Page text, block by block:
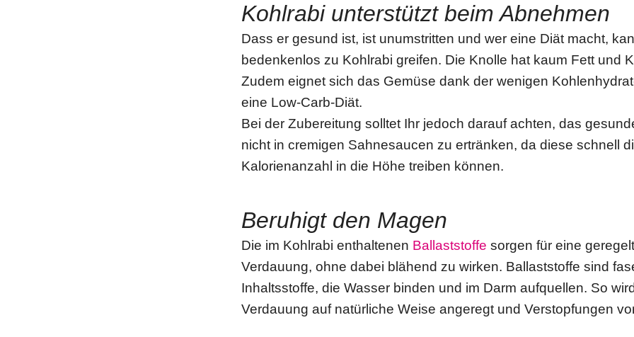
Kohlrabi unterstützt beim Abnehmen
Dass er gesund ist, ist unumstritten und wer eine Diät macht,
bedenkenlos zu Kohlrabi greifen. Die Knolle hat kaum Fett und
Zudem eignet sich das Gemüse dank der wenigen
eine Low-Carb-Diät.
Bei der Zubereitung solltet Ihr jedoch darauf achten, das
nicht in cremigen Sahnesaucen zu ertränken, da diese schnell
Kalorienanzahl in die Höhe treiben können.
Beruhigt den Magen
Die im Kohlrabi enthaltenen Ballaststoffe sorgen für eine
Verdauung, ohne dabei blähend zu wirken. Ballaststoffe sind
Inhaltsstoffe, die Wasser binden und im Darm aufquellen. So
Verdauung auf natürliche Weise angeregt und Verstopfungen